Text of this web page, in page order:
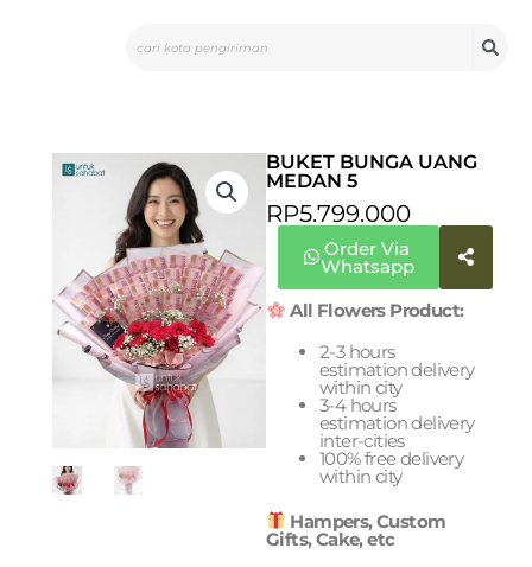
BUKET BUNGA UANG
MEDAN 5
RP5.799.000
Order Via
Whatsapp
All Flowers Product:
2-3 hours
estimation delivery
within city
3-4 hours
estimation delivery
inter-cities
100% free delivery
within city
Hampers, Custom
Gifts, Cake, etc